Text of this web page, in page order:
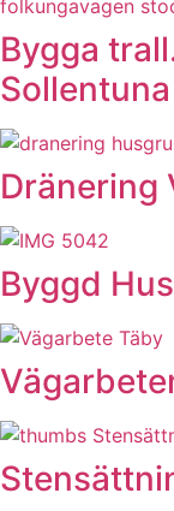
Bygga
Sollentuna
Dränering
Byggd